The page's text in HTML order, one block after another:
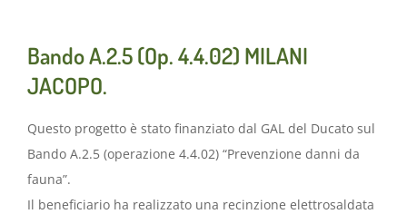
Bando A.2.5 (Op. 4.4.02) MILANI
JACOPO.
Questo progetto è stato finanziato dal GAL del Ducato sul
Bando A.2.5 (operazione 4.4.02) “Prevenzione danni da
fauna”.
Il beneficiario ha realizzato una recinzione elettrosaldata